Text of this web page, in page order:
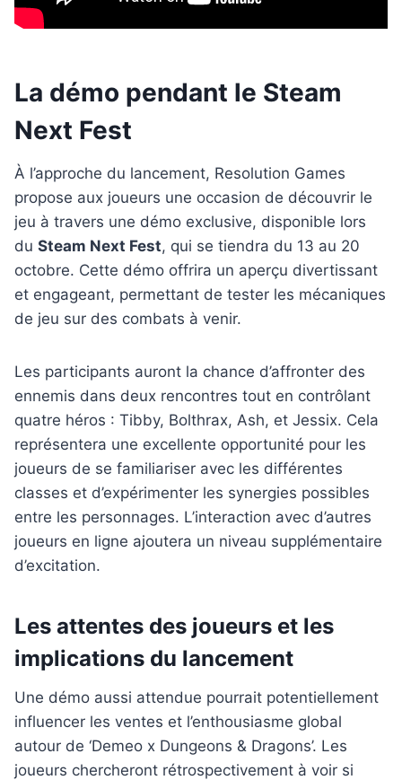
La démo pendant le Steam
Next Fest
À l’approche du lancement, Resolution Games
propose aux joueurs une occasion de découvrir le
jeu à travers une démo exclusive, disponible lors
du Steam Next Fest, qui se tiendra du 13 au 20
octobre. Cette démo offrira un aperçu divertissant
et engageant, permettant de tester les mécaniques
de jeu sur des combats à venir.
Les participants auront la chance d’affronter des
ennemis dans deux rencontres tout en contrôlant
quatre héros : Tibby, Bolthrax, Ash, et Jessix. Cela
représentera une excellente opportunité pour les
joueurs de se familiariser avec les différentes
classes et d’expérimenter les synergies possibles
entre les personnages. L’interaction avec d’autres
joueurs en ligne ajoutera un niveau supplémentaire
d’excitation.
Les attentes des joueurs et les
implications du lancement
Une démo aussi attendue pourrait potentiellement
influencer les ventes et l’enthousiasme global
autour de ‘Demeo x Dungeons & Dragons’. Les
joueurs chercheront rétrospectivement à voir si